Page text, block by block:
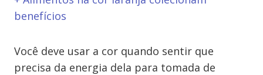
benefícios
Você deve usar a cor quando sentir que
precisa da energia dela para tomada de